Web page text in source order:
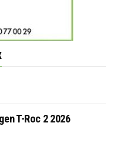
T-Roc 2 2026